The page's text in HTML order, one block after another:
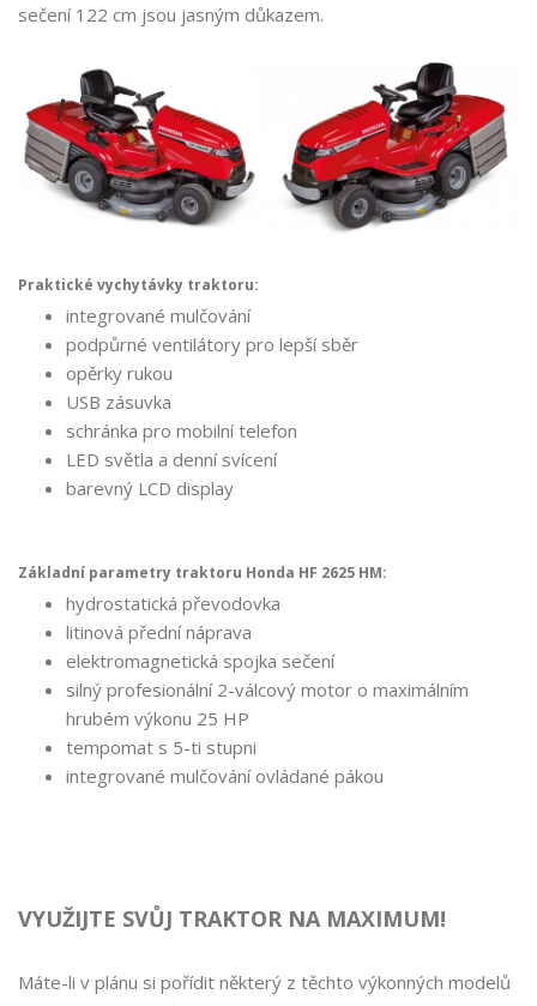
sečení 122 cm jsou jasným důkazem.
Praktické vychytávky traktoru:
integrované mulčování
podpůrné ventilátory pro lepší sběr
opěrky rukou
USB zásuvka
schránka pro mobilní telefon
LED světla a denní svícení
barevný LCD display
Základní parametry traktoru Honda HF 2625 HM:
hydrostatická převodovka
litinová přední náprava
elektromagnetická spojka sečení
silný profesionální 2-válcový motor o maximálním
hrubém výkonu 25 HP
tempomat s 5-ti stupni
integrované mulčování ovládané pákou
VYUŽIJTE SVŮJ TRAKTOR NA MAXIMUM!
Máte-li v plánu si pořídit některý z těchto výkonných modelů